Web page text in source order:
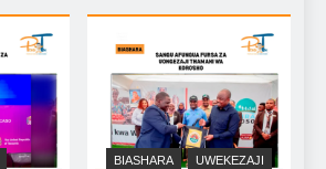
BIASHARA UWEKEZAJI